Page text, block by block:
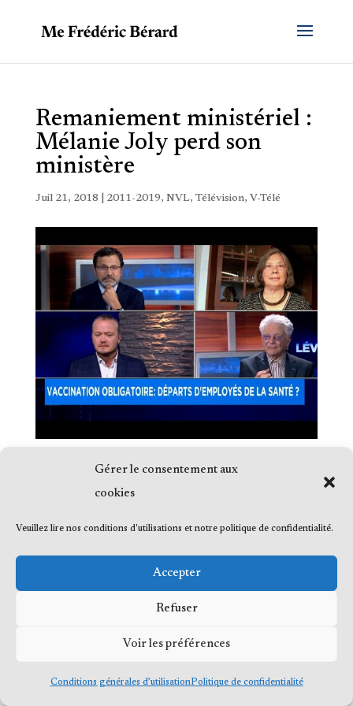
Gérer le consentement aux
cookies
Veuillez lire nos conditions d'utilisations et notre politique de confidentialité.
Accepter
Refuser
Voir les préférences
Conditions générales d’utilisationPolitique de confidentialité
Remaniement ministériel :
Mélanie Joly perd son
ministère
Juil 21, 2018 2011-2019, NVL, Télévision, V-Télé